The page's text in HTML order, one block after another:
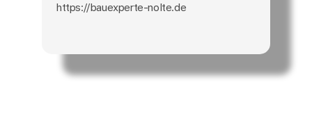
https://bauexperte-nolte.de